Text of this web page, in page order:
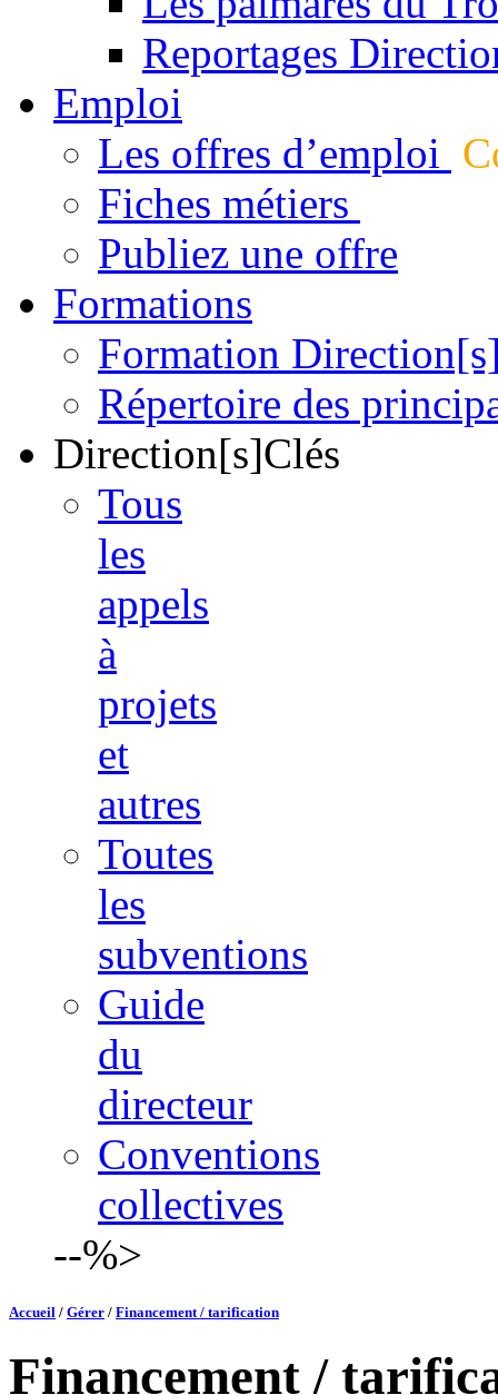
Reportages
Emploi
Les offres d’emploi
Fiches métiers
Publiez une offre
Formations
Formation
Répertoire des
Direction[s]Clés
Tous
les
appels
à
projets
et
autres
Toutes
les
subventions
Guide
du
directeur
Conventions
collectives
--%>
Accueil / Gérer / Financement / tarification
Financement /